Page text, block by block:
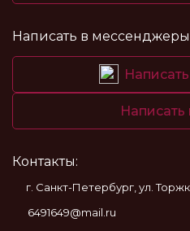
Написать в
Контакты:
г. Санкт-Петербург, ул.
6491649@mail.ru